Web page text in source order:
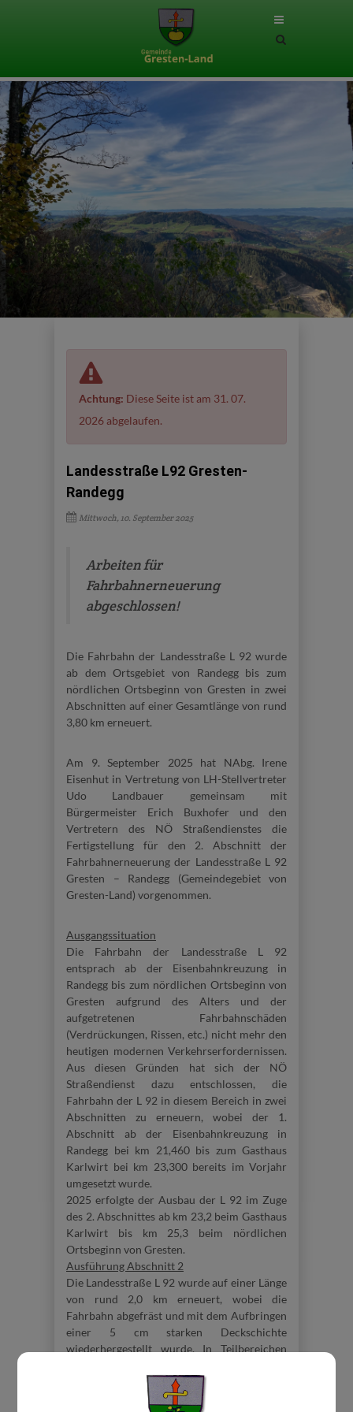
Site
Achtung: Diese Seite ist am 31. 07.
2026 abgelaufen.
Landesstraße L92 Gresten-
Randegg
Mittwoch, 10. September 2025
Arbeiten für
Fahrbahnerneuerung
abgeschlossen!
Die Fahrbahn der Landesstraße L 92 wurde
ab dem Ortsgebiet von Randegg bis zum
nördlichen Ortsbeginn von Gresten in zwei
Abschnitten auf einer Gesamtlänge von rund
3,80 km erneuert.
Am 9. September 2025 hat NAbg. Irene
Eisenhut in Vertretung von LH-Stellvertreter
Udo Landbauer gemeinsam mit
Bürgermeister Erich Buxhofer und den
Vertretern des NÖ Straßendienstes die
Fertigstellung für den 2. Abschnitt der
Fahrbahnerneuerung der Landesstraße L 92
Gresten – Randegg (Gemeindegebiet von
Gresten-Land) vorgenommen.
Ausgangssituation
Die Fahrbahn der Landesstraße L 92
entsprach ab der Eisenbahnkreuzung in
Randegg bis zum nördlichen Ortsbeginn von
Gresten aufgrund des Alters und der
aufgetretenen Fahrbahnschäden
(Verdrückungen, Rissen, etc.) nicht mehr den
heutigen modernen Verkehrserfordernissen.
Aus diesen Gründen hat sich der NÖ
Straßendienst dazu entschlossen, die
Fahrbahn der L 92 in diesem Bereich in zwei
Abschnitten zu erneuern, wobei der 1.
Abschnitt ab der Eisenbahnkreuzung in
Randegg bei km 21,460 bis zum Gasthaus
Karlwirt bei km 23,300 bereits im Vorjahr
umgesetzt wurde.
2025 erfolgte der Ausbau der L 92 im Zuge
des 2. Abschnittes ab km 23,2 beim Gasthaus
Karlwirt bis km 25,3 beim nördlichen
Ortsbeginn von Gresten.
Ausführung Abschnitt 2
Die Landesstraße L 92 wurde auf einer Länge
von rund 2,0 km erneuert, wobei die
Fahrbahn abgefräst und mit dem Aufbringen
einer 5 cm starken Deckschichte
wiederhergestellt wurde. In Teilbereichen
die obere Lage der bituminösen Tragschicht
neu hergestellt bzw. verstärkt. Für die